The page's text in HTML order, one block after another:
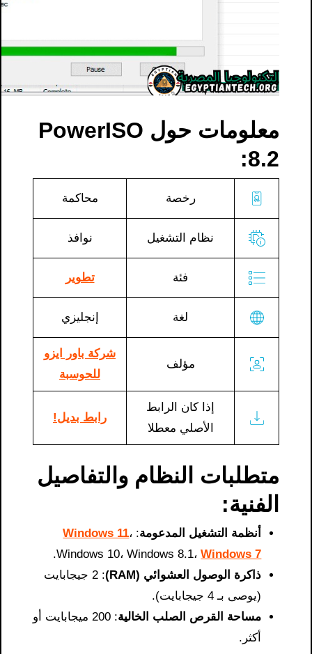
معلومات حول PowerISO
8.2:
رخصة محاكمة
نظام التشغيل نوافذ
فئة تطوير
لغة إنجليزي
مؤلف
شركة باور ايزو
للحوسبة
إذا كان الرابط
الأصلي معطلا
رابط بديل!
متطلبات النظام والتفاصيل
الفنية:
أنظمة التشغيل المدعومة:
Windows 11،
Windows 10، Windows 8.1،Windows 7
.
ذاكرة الوصول العشوائي (RAM)
: 2 جيجابايت
(يوصى بـ 4 جيجابايت).
مساحة القرص الصلب الخالية
: 200 ميجابايت أو
أكثر.